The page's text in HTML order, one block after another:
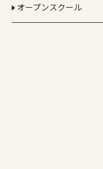
オープンスクール